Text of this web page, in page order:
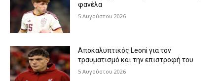
φανέλα
5 Αυγούστου 2026
Αποκαλυπτικός Leoni για τον
τραυματισμό και την επιστροφή του
5 Αυγούστου 2026